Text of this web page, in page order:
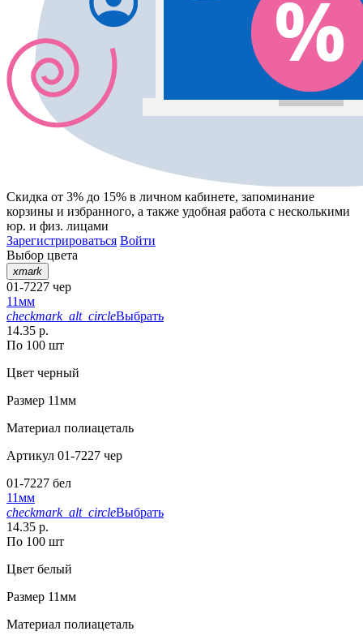
Скидка от 3% до 15% в личном кабинете, запоминание
корзины и избранного, а также удобная работа с несколькими
юр. и физ. лицами
Зарегистрироваться Войти
Выбор цвета
xmark
01-7227 чер
11мм
checkmark_alt_circleВыбрать
14.35 р.
По 100 шт
Цвет черный
Размер 11мм
Материал полиацеталь
Артикул 01-7227 чер
01-7227 бел
11мм
checkmark_alt_circleВыбрать
14.35 р.
По 100 шт
Цвет белый
Размер 11мм
Материал полиацеталь